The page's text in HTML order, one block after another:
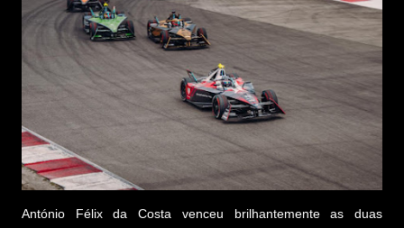
António Félix da Costa venceu brilhantemente as duas